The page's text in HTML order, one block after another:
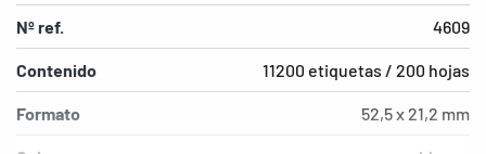
Nº ref. 4609
Contenido 11200 etiquetas / 200 hojas
Formato 52,5 x 21,2 mm